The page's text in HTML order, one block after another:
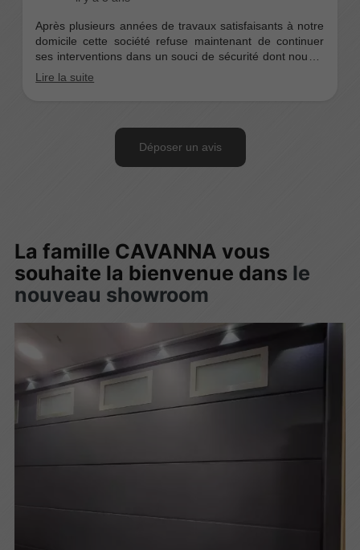
La famille CAVANNA vous
souhaite la bienvenue dans le
nouveau showroom